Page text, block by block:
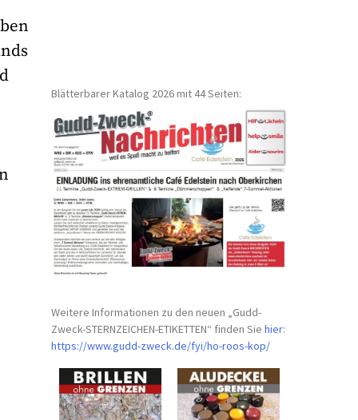
Blätterbarer Katalog 2026 mit 44 Seiten:
Weitere Informationen zu den neuen „Gudd-
Zweck-STERNZEICHEN-ETIKETTEN“ finden Siehier:
https://www.gudd-zweck.de/fyi/ho-roos-kop/